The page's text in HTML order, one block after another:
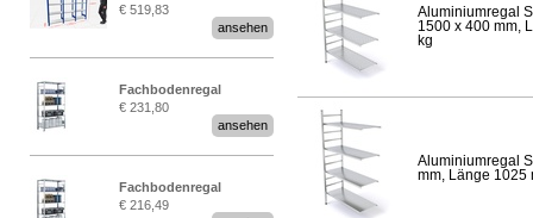
Stecksystem MultiPlus
2,25 Meter breit
€ 519,83
ansehen
Fachbodenregal
Stecksystem MultiPlus
€ 231,80
ansehen
Fachbodenregal
Stecksystem MultiPlus
€ 216,49
Aluminiumregal
1500 x 400 mm,
kg
Aluminiumregal
mm, Länge 1025